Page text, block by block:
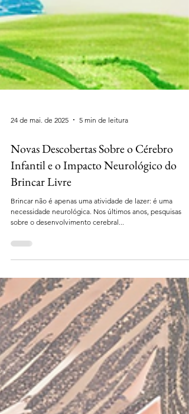
24 de mai. de 2025 5 min de leitura
Novas Descobertas Sobre o Cérebro
Infantil e o Impacto Neurológico do
Brincar Livre
Brincar não é apenas uma atividade de lazer: é uma
necessidade neurológica. Nos últimos anos, pesquisas
sobre o desenvolvimento cerebral...